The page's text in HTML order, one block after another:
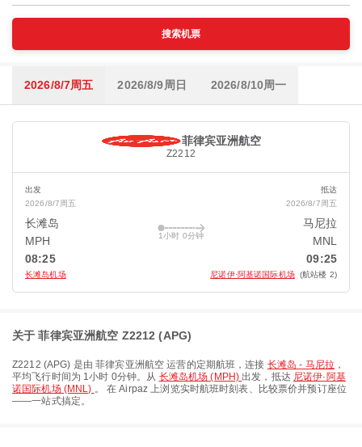
搜索机票
2026/8/7周五 2026/8/9周日 2026/8/10周一
菲律宾亚洲航空
Z2212
出发
2026/8/7周五
长滩岛
MPH
08:25
长滩岛机场
1小时 0分钟
抵达
2026/8/7周五
马尼拉
MNL
09:25
尼诺伊·阿基诺国际机场 (航站楼 2)
关于 菲律宾亚洲航空 Z2212 (APG)
Z2212 (APG) 是由菲律宾亚洲航空 运营的定期航班，连接 长滩岛 - 马尼拉 ，
平均飞行时间为 1小时 0分钟。从 长滩岛机场 (MPH)出发，抵达 尼诺伊·阿基
诺国际机场 (MNL) 。 在 Airpaz 上浏览实时航班时刻表、比较票价并预订座位
——一站式搞定。